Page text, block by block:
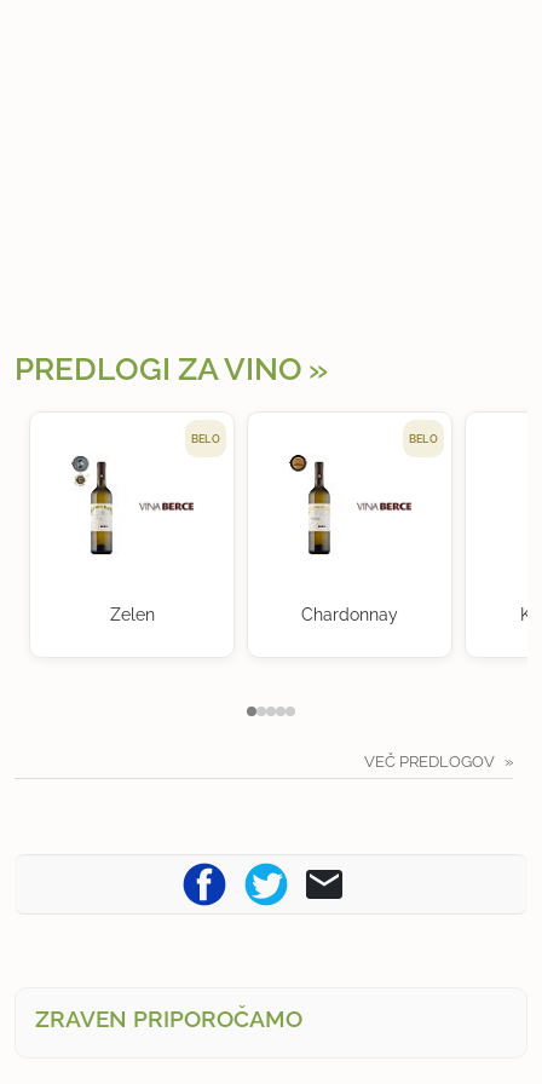
PREDLOGI ZA VINO
BELO
Zelen
BELO
Chardonnay
VEČ PREDLOGOV
ZRAVEN PRIPOROČAMO